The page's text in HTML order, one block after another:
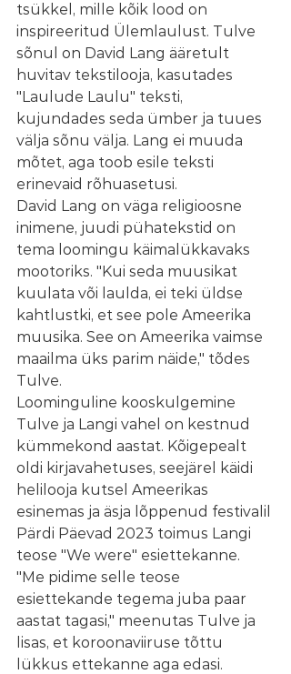
tsükkel, mille kõik lood on
inspireeritud Ülemlaulust. Tulve
sõnul on David Lang ääretult
huvitav tekstilooja, kasutades
"Laulude Laulu" teksti,
kujundades seda ümber ja tuues
välja sõnu välja. Lang ei muuda
mõtet, aga toob esile teksti
erinevaid rõhuasetusi.
David Lang on väga religioosne
inimene, juudi pühatekstid on
tema loomingu käimalükkavaks
mootoriks. "Kui seda muusikat
kuulata või laulda, ei teki üldse
kahtlustki, et see pole Ameerika
muusika. See on Ameerika vaimse
maailma üks parim näide," tõdes
Tulve.
Loominguline kooskulgemine
Tulve ja Langi vahel on kestnud
kümmekond aastat. Kõigepealt
oldi kirjavahetuses, seejärel käidi
helilooja kutsel Ameerikas
esinemas ja äsja lõppenud festivalil
Pärdi Päevad 2023 toimus Langi
teose "We were" esiettekanne.
"Me pidime selle teose
esiettekande tegema juba paar
aastat tagasi," meenutas Tulve ja
lisas, et koroonaviiruse tõttu
lükkus ettekanne aga edasi.